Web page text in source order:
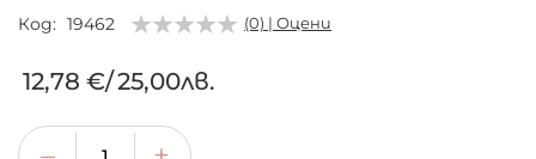
снимки
Код 19462 (0) | Оцени
12,78 €/25,00лв.